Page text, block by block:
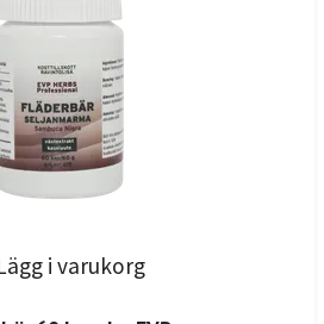
i varukorg